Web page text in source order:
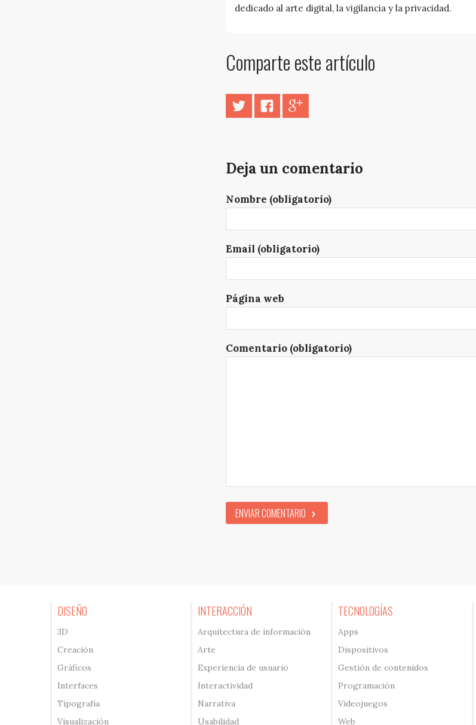
dedicado al arte digital, la vigilancia y la privacidad.
Comparte este artículo
Twitter Facebook
Deja un comentario
Nombre (obligatorio)
Email (obligatorio)
Página web
Comentario (obligatorio)
ENVIAR COMENTARIO
DISEÑO
3D
Creación
Gráficos
Interfaces
Tipografía
Visualización
INTERACCIÓN
Arquitectura de información
Arte
Experiencia de usuario
Interactividad
Narrativa
Usabilidad
TECNOLOGÍAS
Apps
Dispositivos
Gestión de contenidos
Programación
Videojuegos
Web